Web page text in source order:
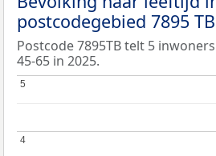
postcodegebied 7895 TB
Postcode 7895TB telt 5
45-65 in 2025.
4
4
5
5